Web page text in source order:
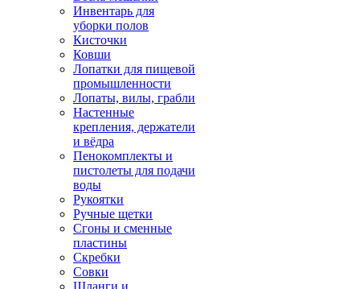
Инвентарь для
уборки полов
Кисточки
Ковши
Лопатки для пищевой
промышленности
Лопаты, вилы, грабли
Настенные
крепления, держатели
и вёдра
Пенокомплекты и
пистолеты для подачи
воды
Рукоятки
Ручные щетки
Сгоны и сменные
пластины
Скребки
Совки
Шланги и